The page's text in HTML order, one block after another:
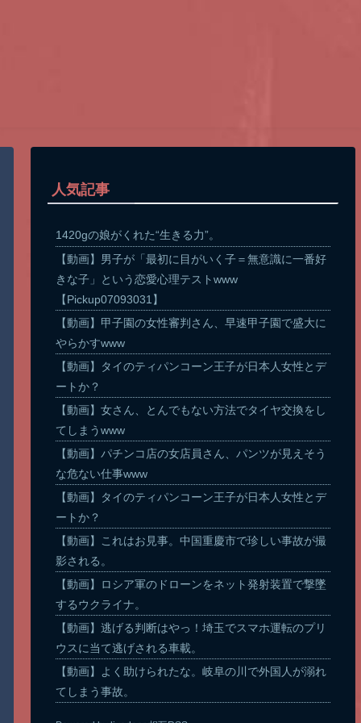
人気記事
1420gの娘がくれた“生きる力”。
【動画】男子が「最初に目がいく子＝無意識に一番好
きな子」という恋愛心理テストwww
【Pickup07093031】
【動画】甲子園の女性審判さん、早速甲子園で盛大に
やらかすwww
【動画】タイのティパンコーン王子が日本人女性とデ
ートか？
【動画】女さん、とんでもない方法でタイヤ交換をし
てしまうwww
【動画】パチンコ店の女店員さん、パンツが見えそう
な危ない仕事www
【動画】タイのティパンコーン王子が日本人女性とデ
ートか？
【動画】これはお見事。中国重慶市で珍しい事故が撮
影される。
【動画】ロシア軍のドローンをネット発射装置で撃墜
するウクライナ。
【動画】逃げる判断はやっ！埼玉でスマホ運転のプリ
ウスに当て逃げされる車載。
【動画】よく助けられたな。岐阜の川で外国人が溺れ
てしまう事故。